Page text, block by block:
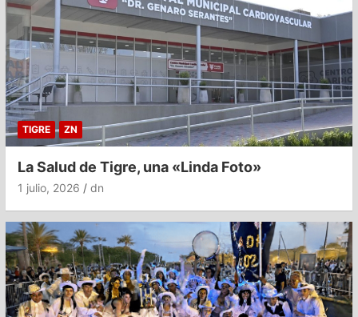
TIGRE ZN
La Salud de Tigre, una «Linda Foto»
1 julio, 2026 dn